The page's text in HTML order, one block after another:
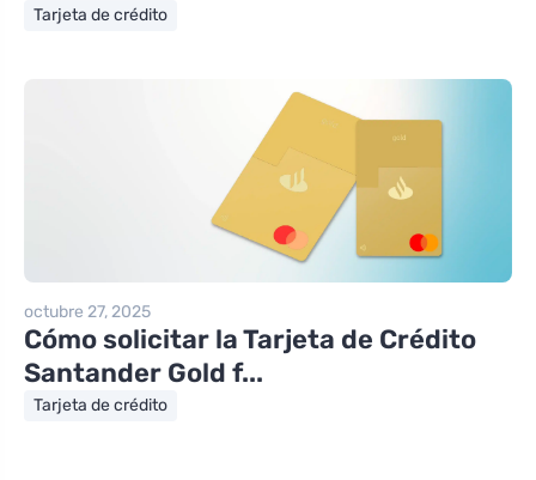
Tarjeta de crédito
octubre 27, 2025
Cómo solicitar la Tarjeta de Crédito
Santander Gold f...
Tarjeta de crédito